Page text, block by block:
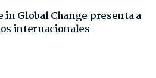
in Global Change presenta a
internacionales